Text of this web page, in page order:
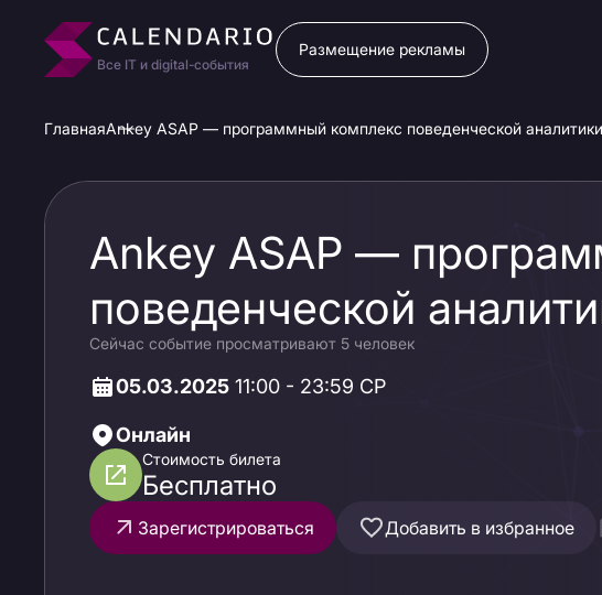
Все IT и digital-события
Размещение рекламы
ГлавнаяAnkey ASAP — программный комплекс поведенческой
Ankey ASAP —
поведенческой
сущностей.
процесс огранки
Сейчас событие просматривают 5 человек
05.03.2025 11:00 - 23:59 СР
Онлайн
Стоимость билета
Бесплатно
Зарегистрироваться Добавить в избранное